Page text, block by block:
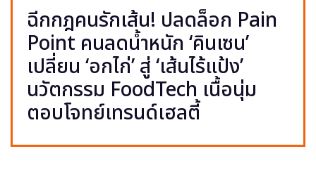
ฉีกกฎคนรักเส้น! ปลดล็อก Pain
Point คนลดน้ำหนัก ‘คินเซน’
เปลี่ยน ‘อกไก่’ สู่ ‘เส้นไร้แป้ง’
นวัตกรรม FoodTech เนื้อนุ่ม
ตอบโจทย์เทรนด์เฮลตี้